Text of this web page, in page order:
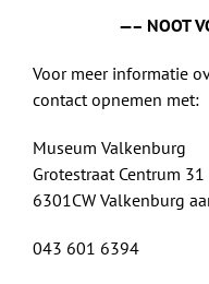
—– NOOT
Voor meer informatie
contact opnemen met:
Museum Valkenburg
Grotestraat Centrum 31
6301CW Valkenburg
043 601 6394